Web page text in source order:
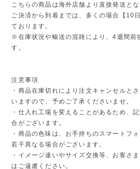
こちらの商品は海外店舗より直接発送とな
ご決済から到着までは、多くの場合【10
ております。
※在庫状況や輸送の混雑により、4週間前
す。
注意事項
・商品在庫切れにより注文キャンセルと
いますので、予めご了承くださいませ。
・仕入れ工場を変えることがあるため、
合がございます。
・商品の色味は、お手持ちのスマートフ
若干異なる場合がございます。
・イメージ違いやサイズ交換等、お客さ
はご遠慮ください。